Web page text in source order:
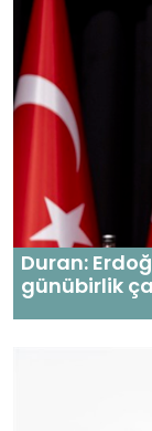
Duran:
günübirlik